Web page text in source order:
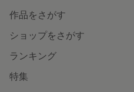
作品をさがす
ショップをさがす
ランキング
特集